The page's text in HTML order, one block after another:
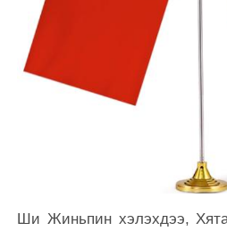
Ши Жиньпин хэлэхдээ,